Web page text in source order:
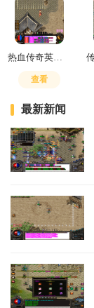
热血传奇英雄怎么学技能
查看
最新新闻